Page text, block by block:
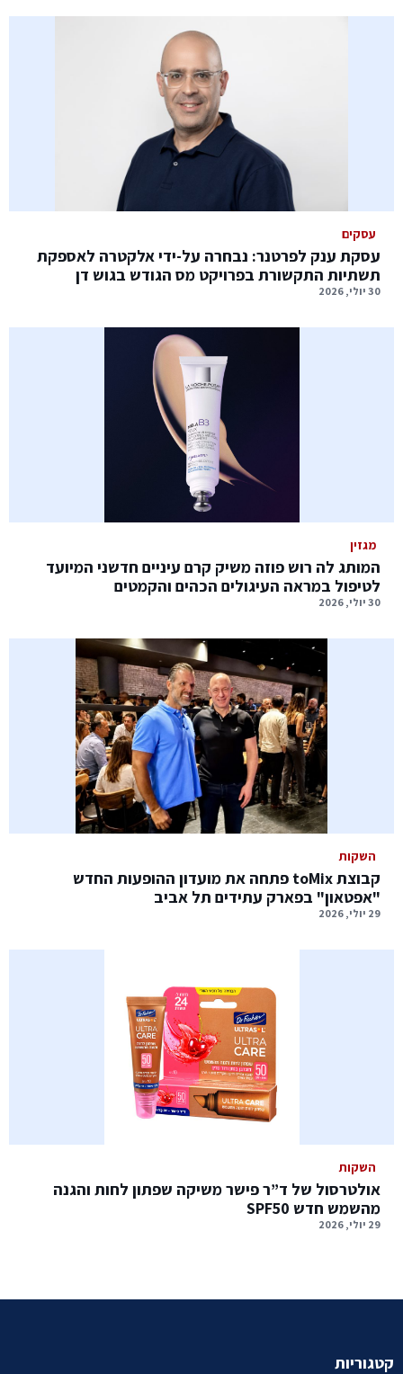
עסקים
עסקת ענק לפרטנר: נבחרה על-ידי אלקטרה לאספקת
תשתיות התקשורת בפרויקט מס הגודש בגוש דן
30 יולי, 2026
מגזין
המותג לה רוש פוזה משיק קרם עיניים חדשני המיועד
לטיפול במראה העיגולים הכהים והקמטים
30 יולי, 2026
השקות
קבוצת toMix פתחה את מועדון ההופעות החדש
"אפטאון" בפארק עתידים תל אביב
29 יולי, 2026
השקות
אולטרסול של ד”ר פישר משיקה שפתון לחות והגנה
מהשמש חדש SPF50
29 יולי, 2026
קטגוריות